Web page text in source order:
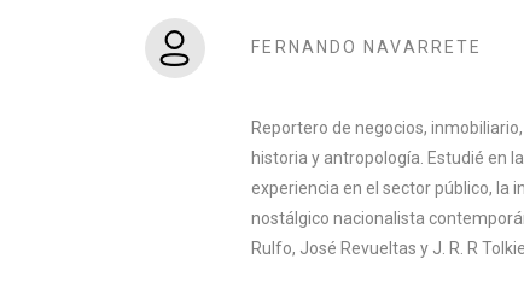
FERNANDO NAVARRETE
Reportero de negocios,
historia y antropología. Estudié en
experiencia en el sector público, la
nostálgico nacionalista
Rulfo, José Revueltas y J. R. R